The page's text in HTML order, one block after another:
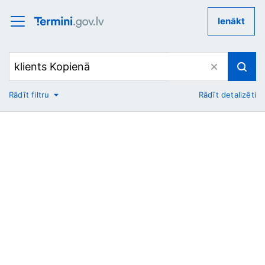
Ienākt
No
Rādīt filtru Rādīt detalizēti